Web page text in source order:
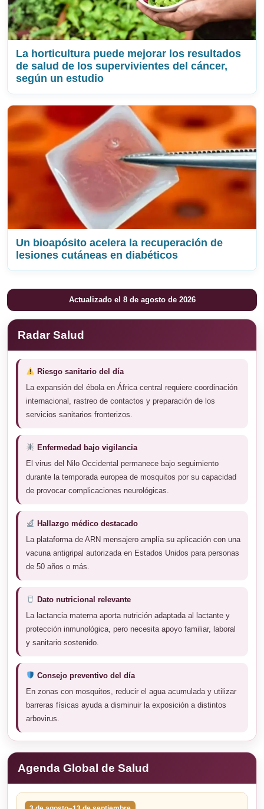
La horticultura puede mejorar los resultados
de salud de los supervivientes del cáncer,
según un estudio
Un bioapósito acelera la recuperación de
lesiones cutáneas en diabéticos
Actualizado el 8 de agosto de 2026
Radar Salud
Riesgo sanitario del día
La expansión del ébola en África central requiere coordinación
internacional, rastreo de contactos y preparación de los
servicios sanitarios fronterizos.
Enfermedad bajo vigilancia
El virus del Nilo Occidental permanece bajo seguimiento
durante la temporada europea de mosquitos por su capacidad
de provocar complicaciones neurológicas.
Hallazgo médico destacado
La plataforma de ARN mensajero amplía su aplicación con una
vacuna antigripal autorizada en Estados Unidos para personas
de 50 años o más.
Dato nutricional relevante
La lactancia materna aporta nutrición adaptada al lactante y
protección inmunológica, pero necesita apoyo familiar, laboral
y sanitario sostenido.
Consejo preventivo del día
En zonas con mosquitos, reducir el agua acumulada y utilizar
barreras físicas ayuda a disminuir la exposición a distintos
arbovirus.
Agenda Global de Salud